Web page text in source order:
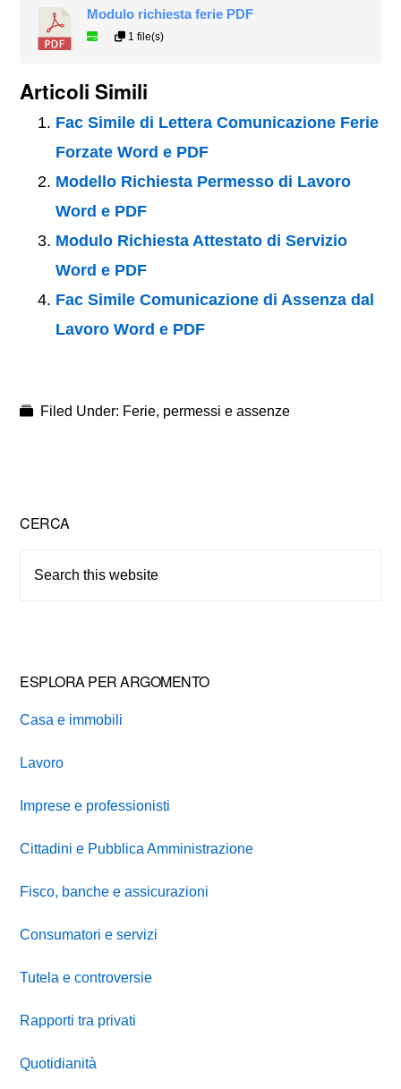
Modulo richiesta ferie PDF
1 file(s)
Articoli Simili
Fac Simile di Lettera Comunicazione Ferie
Forzate Word e PDF
Modello Richiesta Permesso di Lavoro
Word e PDF
Modulo Richiesta Attestato di Servizio
Word e PDF
Fac Simile Comunicazione di Assenza dal
Lavoro Word e PDF
Filed Under: Ferie, permessi e assenze
Primary
Sidebar
CERCA
ESPLORA PER ARGOMENTO
Casa e immobili
Lavoro
Imprese e professionisti
Cittadini e Pubblica Amministrazione
Fisco, banche e assicurazioni
Consumatori e servizi
Tutela e controversie
Rapporti tra privati
Quotidianità